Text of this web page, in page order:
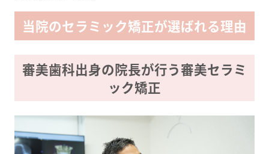
当院のセラミック矯正が選ばれる理由
審美歯科出身の院長が行う審美セラミ
ック矯正